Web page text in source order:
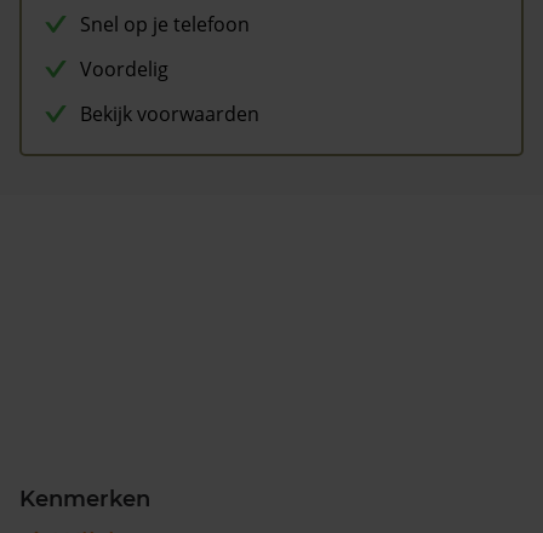
Snel op je telefoon
Voordelig
Bekijk voorwaarden
Kenmerken